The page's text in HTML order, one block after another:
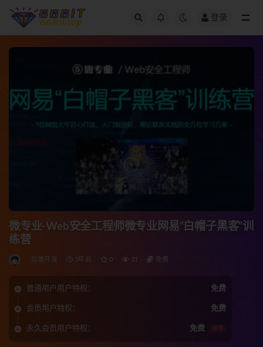
登录
微专业-Web安全工程师微专业网易“白帽子黑客”训
练营
后端开发 3年前 0 31 免费
普通用户用户特权： 免费
会员用户特权： 免费
永久会员用户特权： 免费 推荐